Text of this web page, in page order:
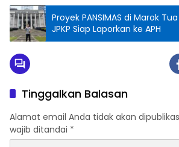
Proyek PANSIMAS di Marok
JPKP Siap Laporkan ke APH
Tinggalkan Balasan
Alamat email Anda tidak akan
wajib ditandai *